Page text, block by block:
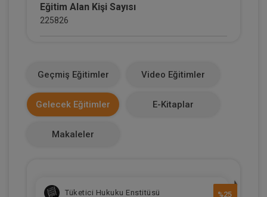
Eğitim Alan Kişi Sayısı
225826
Makale Sayısı
0
Geçmiş Eğitimler Video Eğitimler
Gelecek Eğitimler E-Kitaplar
Makaleler
%25
Tüketici Hukuku Enstitüsü